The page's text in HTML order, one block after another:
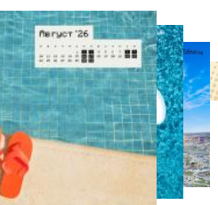
ЛЮБОПИТНО
Тайната на добрата
вечеря не се крие в
сложната рецепта